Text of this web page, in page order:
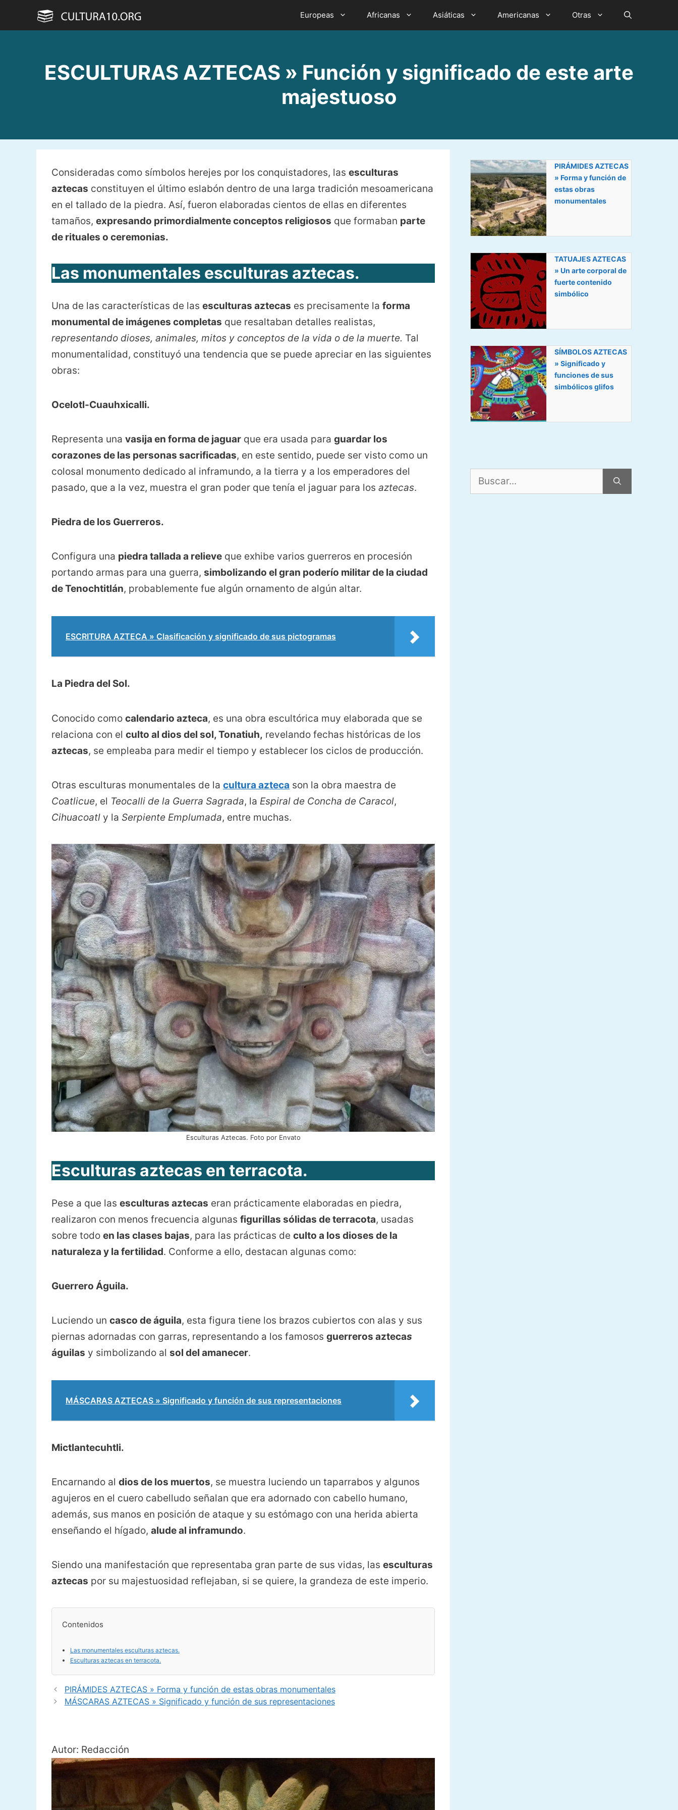
Europeas Africanas Asiáticas Americanas Otras
ESCULTURAS AZTECAS » Función y significado de este arte
majestuoso
Consideradas como símbolos herejes por los conquistadores, las esculturas
aztecas constituyen el último eslabón dentro de una larga tradición mesoamericana
en el tallado de la piedra. Así, fueron elaboradas cientos de ellas en diferentes
tamaños, expresando primordialmente conceptos religiosos que formaban parte
de rituales o ceremonias.
Las monumentales esculturas aztecas.
Una de las características de las esculturas aztecas es precisamente la forma
monumental de imágenes completas que resaltaban detalles realistas,
representando dioses, animales, mitos y conceptos de la vida o de la muerte. Tal
monumentalidad, constituyó una tendencia que se puede apreciar en las siguientes
obras:
Ocelotl-Cuauhxicalli.
Representa una vasija en forma de jaguar que era usada para guardar los
corazones de las personas sacrificadas, en este sentido, puede ser visto como un
colosal monumento dedicado al inframundo, a la tierra y a los emperadores del
pasado, que a la vez, muestra el gran poder que tenía el jaguar para los aztecas.
Piedra de los Guerreros.
Configura una piedra tallada a relieve que exhibe varios guerreros en procesión
portando armas para una guerra, simbolizando el gran poderío militar de la ciudad
de Tenochtitlán, probablemente fue algún ornamento de algún altar.
ESCRITURA AZTECA » Clasificación y significado de sus pictogramas
La Piedra del Sol.
Conocido como calendario azteca, es una obra escultórica muy elaborada que se
relaciona con el culto al dios del sol, Tonatiuh, revelando fechas históricas de los
aztecas, se empleaba para medir el tiempo y establecer los ciclos de producción.
Otras esculturas monumentales de la cultura azteca son la obra maestra de
Coatlicue, el Teocalli de la Guerra Sagrada, la Espiral de Concha de Caracol,
Cihuacoatl y la Serpiente Emplumada, entre muchas.
Esculturas Aztecas. Foto por Envato
Esculturas aztecas en terracota.
Pese a que las esculturas aztecas eran prácticamente elaboradas en piedra,
realizaron con menos frecuencia algunas figurillas sólidas de terracota, usadas
sobre todo en las clases bajas, para las prácticas de culto a los dioses de la
naturaleza y la fertilidad. Conforme a ello, destacan algunas como:
Guerrero Águila.
Luciendo un casco de águila, esta figura tiene los brazos cubiertos con alas y sus
piernas adornadas con garras, representando a los famosos guerreros aztecas
águilas y simbolizando al sol del amanecer.
MÁSCARAS AZTECAS » Significado y función de sus representaciones
Mictlantecuhtli.
Encarnando al dios de los muertos, se muestra luciendo un taparrabos y algunos
agujeros en el cuero cabelludo señalan que era adornado con cabello humano,
además, sus manos en posición de ataque y su estómago con una herida abierta
enseñando el hígado, alude al inframundo.
Siendo una manifestación que representaba gran parte de sus vidas, las esculturas
aztecas por su majestuosidad reflejaban, si se quiere, la grandeza de este imperio.
Contenidos
Las monumentales esculturas aztecas.
Esculturas aztecas en terracota.
PIRÁMIDES AZTECAS » Forma y función de estas obras monumentales
MÁSCARAS AZTECAS » Significado y función de sus representaciones
Autor: Redacción
PIRÁMIDES AZTECAS
» Forma y función de
estas obras
monumentales
TATUAJES AZTECAS
» Un arte corporal de
fuerte contenido
simbólico
SÍMBOLOS AZTECAS
» Significado y
funciones de sus
simbólicos glifos